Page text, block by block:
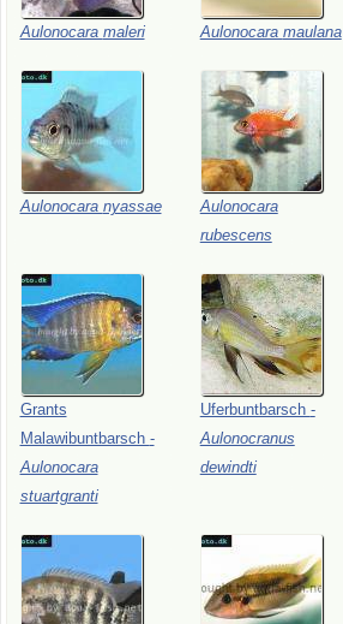
Aulonocara maleri Aulonocara maulana
Aulonocara nyassae
Aulonocara
rubescens
Grants
Malawibuntbarsch -
Aulonocara
stuartgranti
Uferbuntbarsch -
Aulonocranus
dewindti